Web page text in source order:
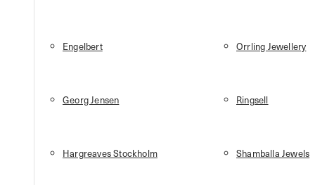
Engelbert
Georg Jensen
Hargreaves Stockholm
Orrling Jewellery
Ringsell
Shamballa Jewels